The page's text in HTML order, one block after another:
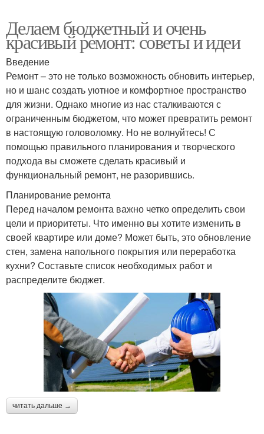
Делаем бюджетный и очень
красивый ремонт: советы и идеи
Введение
Ремонт – это не только возможность обновить интерьер,
но и шанс создать уютное и комфортное пространство
для жизни. Однако многие из нас сталкиваются с
ограниченным бюджетом, что может превратить ремонт
в настоящую головоломку. Но не волнуйтесь! С
помощью правильного планирования и творческого
подхода вы сможете сделать красивый и
функциональный ремонт, не разорившись.
Планирование ремонта
Перед началом ремонта важно четко определить свои
цели и приоритеты. Что именно вы хотите изменить в
своей квартире или доме? Может быть, это обновление
стен, замена напольного покрытия или переработка
кухни? Составьте список необходимых работ и
распределите бюджет.
читать дальше →